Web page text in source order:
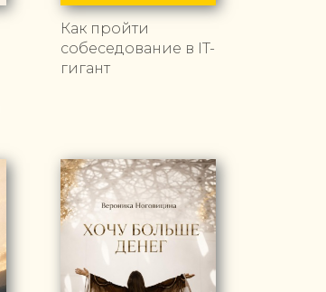
Как пройти
собеседование в IT-
гигант